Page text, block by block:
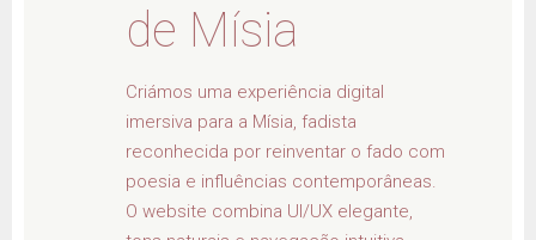
de Mísia
Criámos uma experiência digital
imersiva para a Mísia, fadista
reconhecida por reinventar o fado com
poesia e influências contemporâneas.
O website combina UI/UX elegante,